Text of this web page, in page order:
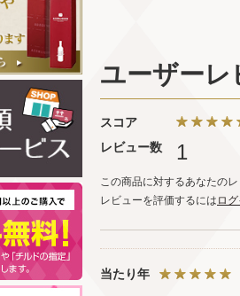
ユーザーレ
スコア
レビュー数
1
この商品に対するあなたの
レビューを評価するには ロ
当たり年